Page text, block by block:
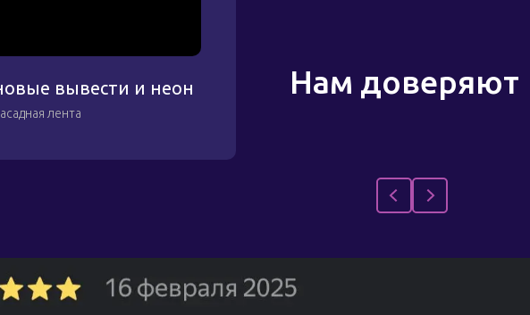
вывести и неон
лента
Нам доверяют